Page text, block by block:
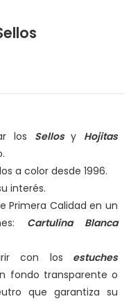
los Sellos y Hojitas
a color desde 1996.
interés.
Primera Calidad en un
Cartulina Blanca
con los estuches
fondo transparente o
que garantiza su